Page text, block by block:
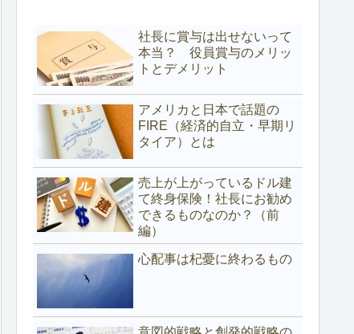
社長に賞与は出せないって
本当？ 役員賞与のメリッ
トとデメリット
アメリカと日本で話題の
FIRE（経済的自立・早期リ
タイア）とは
売上が上がっているドル建
て終身保険！社長にお勧め
できるものなのか？（前
編）
心配事は杞憂に終わるもの